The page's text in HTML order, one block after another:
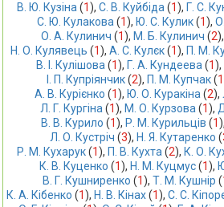
В. Ю. Кузіна (1), С. В. Куйбіда (1), Г. С.
C. Ю. Кулакова (1), Ю. С. Кулик (1),
О. А. Кулинич (1), М. Б. Кулинич (2),
Н. О. Кулявець (1), А. С. Кулєк (1), П. М.
В. І. Кулішова (1), Г. А. Кундеева (1),
І. П. Купріянчик (2), П. М. Купчак (1
А. В. Курiєнко (1), Ю. О. Куракіна (2),
Л. Г. Кургіна (1), М. О. Курзова (1),
В. В. Курило (1), Р. М. Курильців (1),
Л. О. Кустріч (3), Н. Я. Кутаренко (
Р. М. Кухарук (1), П. В. Кухта (2), К. О.
К. В. Куценко (1), Н. М. Куцмус (1),
В. Г. Кушниренко (1), Т. М. Кушнір (
К. А. Кібенко (1), Н. В. Кінах (1), С. С.